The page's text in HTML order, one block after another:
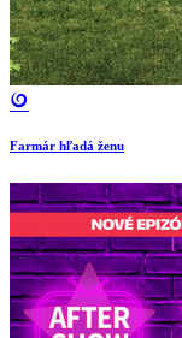
Farmár hľadá ženu